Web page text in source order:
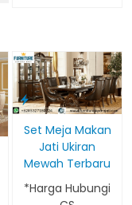
Set Meja Makan
Jati Ukiran
Mewah Terbaru
*Harga Hubungi